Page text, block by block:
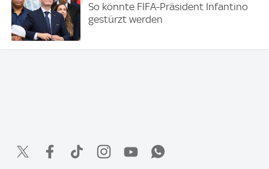
So könnte FIFA-Präsident Infantino
gestürzt werden